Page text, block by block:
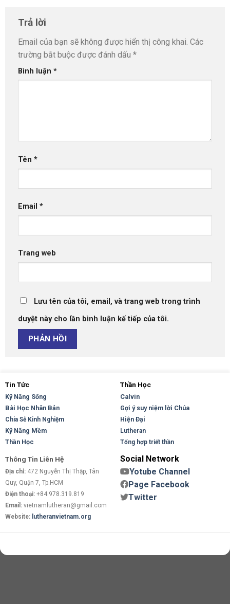
Trả lời
Email của bạn sẽ không được hiển thị công khai. Các
trường bắt buộc được đánh dấu *
Bình luận *
Tên *
Email *
Trang web
Lưu tên của tôi, email, và trang web trong trình
duyệt này cho lần bình luận kế tiếp của tôi.
Tin Tức
Kỹ Năng Sống
Bài Học Nhân Bản
Chia Sẻ Kinh Nghiệm
Kỹ Năng Mềm
Thần Học
Thần Học
Calvin
Gợi ý suy niệm lời Chúa
Hiện Đại
Lutheran
Tổng hợp triết thần
Thông Tin Liên Hệ
Địa chỉ: 472 Nguyễn Thị Thập, Tân
Quy, Quận 7, Tp.HCM
Điện thoại: +84.978.319.819
Email: vietnamlutheran@gmail.com
Website: lutheranvietnam.org
Social Network
Yotube Channel
Page Facebook
Twitter